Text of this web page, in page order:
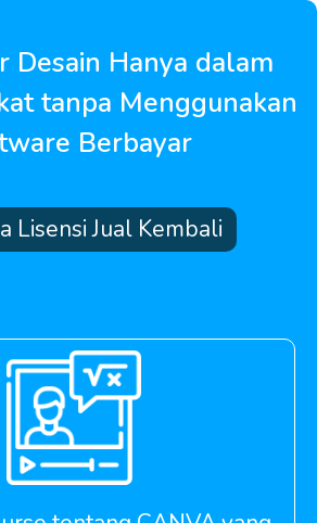
Desain Hanya dalam
tanpa Menggunakan
Berbayar
Lisensi Jual Kembali